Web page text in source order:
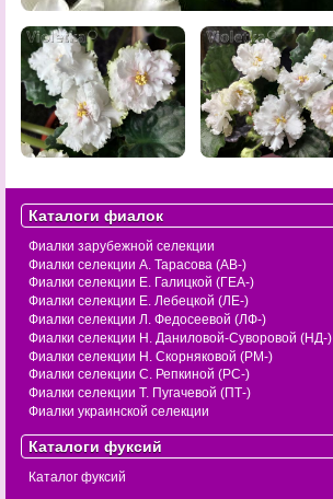
Каталоги фиалок
Фиалки зарубежной селекции
Фиалки селекции А. Тарасова (АВ-)
Фиалки селекции Е. Галицкой (ГЕА-)
Фиалки селекции Е. Лебецкой (ЛЕ-)
Фиалки селекции Л. Федосеевой (ЛФ-)
Фиалки селекции Н. Даниловой-Суворовой (НД-)
Фиалки селекции Н. Скорняковой (РМ-)
Фиалки селекции С. Репкиной (РС-)
Фиалки селекции Т. Пугачевой (ПТ-)
Фиалки украинской селекции
Каталоги фуксий
Каталог фуксий